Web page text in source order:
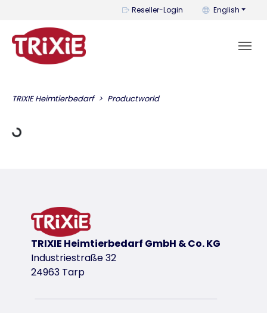
Reseller-Login You can
English
TRIXIE Heimtierbedarf Productworld
Data
TRIXIE Heimtierbedarf GmbH & Co. KG
Industriestraße 32
24963 Tarp